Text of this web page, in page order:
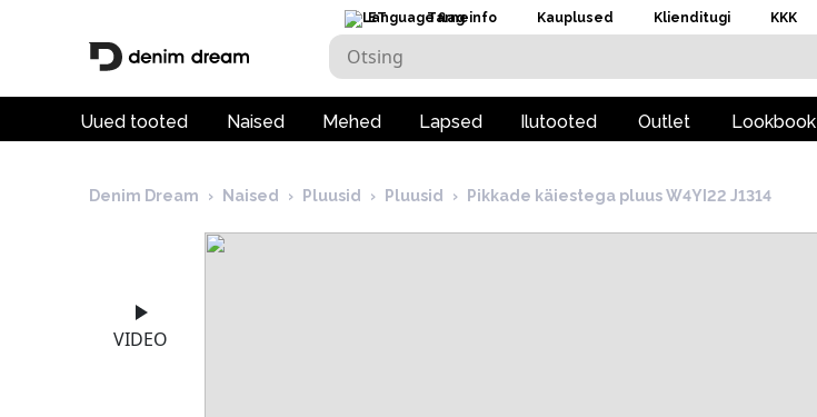
ET Tarneinfo Kauplused Klienditugi KKK
Uued tooted Naised Mehed Lapsed Ilutooted Outlet Lookbook
Denim Dream › Naised › Pluusid › Pluusid › Pikkade käiestega pluus W4YI22 J1314
VIDEO